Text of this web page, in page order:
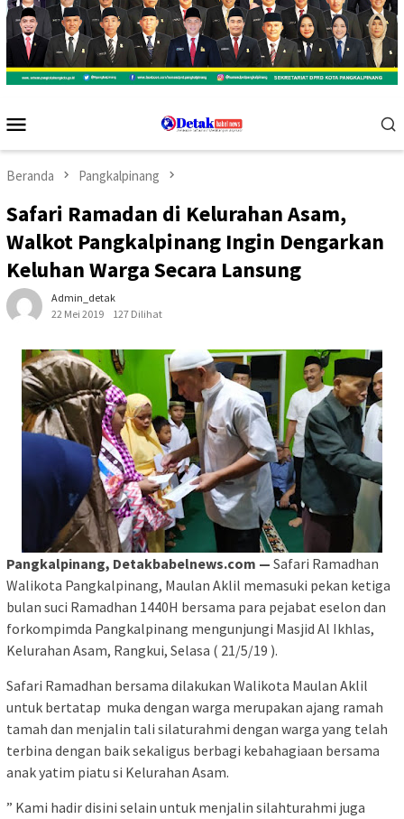
Mobile
Beranda Pangkalpinang
Safari Ramadan di Kelurahan Asam,
Walkot Pangkalpinang Ingin Dengarkan
Keluhan Warga Secara Lansung
Admin_detak
22 Mei 2019
127 Dilihat
Pangkalpinang, Detakbabelnews.com — Safari Ramadhan
Walikota Pangkalpinang, Maulan Aklil memasuki pekan ketiga
bulan suci Ramadhan 1440H bersama para pejabat eselon dan
forkompimda Pangkalpinang mengunjungi Masjid Al Ikhlas,
Kelurahan Asam, Rangkui, Selasa ( 21/5/19 ).
Safari Ramadhan bersama dilakukan Walikota Maulan Aklil
untuk bertatap muka dengan warga merupakan ajang ramah
tamah dan menjalin tali silaturahmi dengan warga yang telah
terbina dengan baik sekaligus berbagi kebahagiaan bersama
anak yatim piatu si Kelurahan Asam.
” Kami hadir disini selain untuk menjalin silahturahmi juga